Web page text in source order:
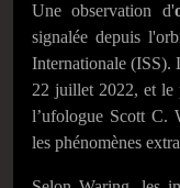
Une observation d'
signalée depuis
Internationale (ISS).
22 juillet 2022, et le
l’ufologue Scott C.
les phénomènes